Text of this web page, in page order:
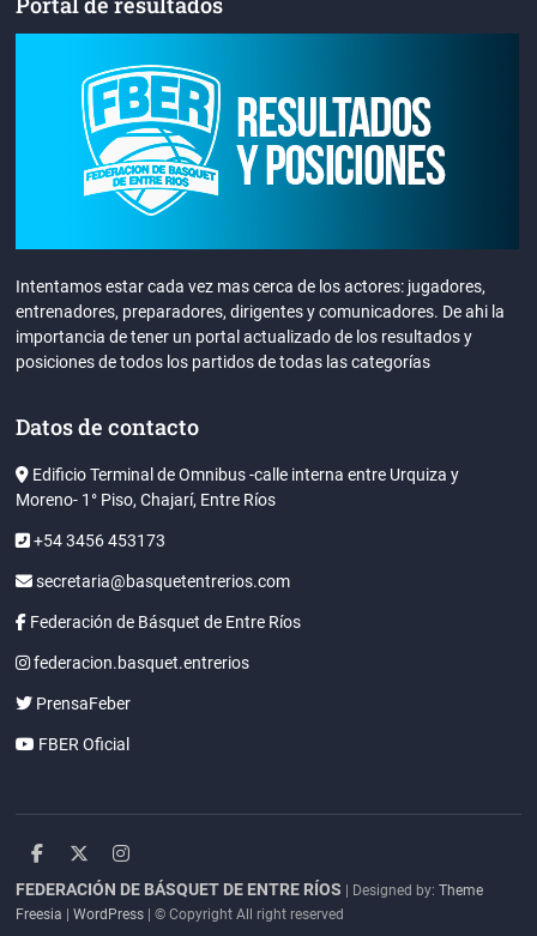
Intentamos estar cada vez mas cerca de los actores: jugadores,
entrenadores, preparadores, dirigentes y comunicadores. De ahi la
importancia de tener un portal actualizado de los resultados y
posiciones de todos los partidos de todas las categorías
Datos de contacto
Edificio Terminal de Omnibus -calle interna entre Urquiza y
Moreno- 1° Piso, Chajarí, Entre Ríos
+54 3456 453173
secretaria@basquetentrerios.com
Federación de Básquet de Entre Ríos
federacion.basquet.entrerios
PrensaFeber
FBER Oficial
facebook
twitterinstagram
FEDERACIÓN DE BÁSQUET DE ENTRE RÍOS | Designed by:Theme
Freesia |WordPress | © Copyright All right reserved